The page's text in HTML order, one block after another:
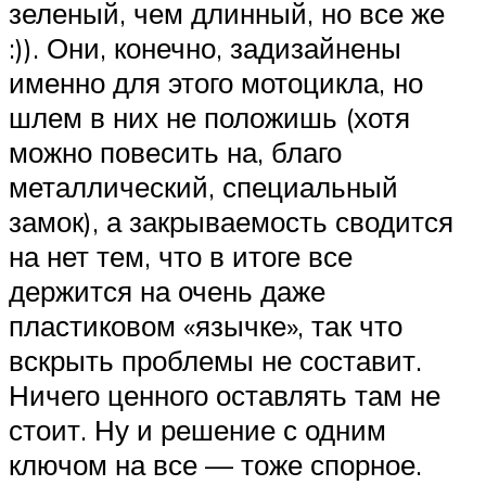
зеленый, чем длинный, но все же
:)). Они, конечно, задизайнены
именно для этого мотоцикла, но
шлем в них не положишь (хотя
можно повесить на, благо
металлический, специальный
замок), а закрываемость сводится
на нет тем, что в итоге все
держится на очень даже
пластиковом «язычке», так что
вскрыть проблемы не составит.
Ничего ценного оставлять там не
стоит. Ну и решение с одним
ключом на все — тоже спорное.